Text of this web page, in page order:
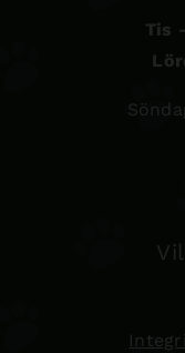
Tis